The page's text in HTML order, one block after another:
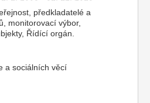
předkladatelé a
monitorovací výbor,
Řídící orgán.
a sociálních věcí